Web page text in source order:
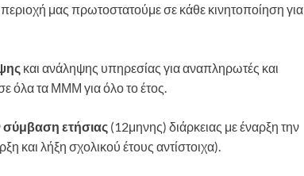
μας πρωτοστατούμε σε κάθε κινητοποίηση για
και ανάληψης υπηρεσίας για αναπληρωτές και
όλα τα ΜΜΜ για όλο το έτος.
σύμβαση ετήσιας (12μηνης) διάρκειας με έναρξη την
και λήξη σχολικού έτους αντίστοιχα).